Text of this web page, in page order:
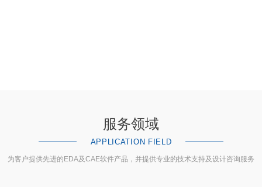
服务领域
APPLICATION FIELD
为客户提供先进的EDA及CAE软件产品，并提供专业的技术支持及设计咨询服务